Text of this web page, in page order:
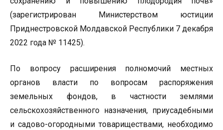
(зарегистрирован Министерством юстиции
Приднестровской Молдавской Республики 7 декабря
2022 года № 11425).
По вопросу расширения полномочий местных
органов власти по вопросам распоряжения
земельных фондов, в частности землями
сельскохозяйственного назначения, приусадебными
и садово-огородными товариществами, необходимо